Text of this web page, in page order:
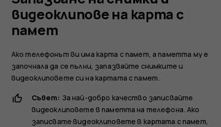
за
Nokia
2.1
видеоклипове на карта с
памет
Ако телефонът ви има карта с памет, а паметта му е
започнала да се пълни, запазвайте снимките и
видеоклиповете си на картата с памет.
Съвет: За най-добро качество записвайте
видеоклиповете в паметта на телефона. Ако
записвате видеоклиповете в картата с памет,